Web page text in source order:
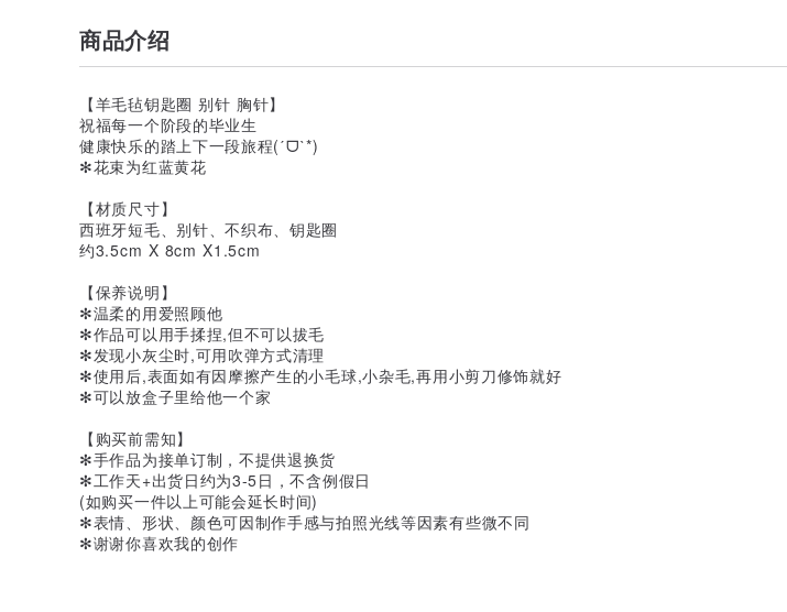
商品介绍
【羊毛毡钥匙圈 别针 胸针】
祝福每一个阶段的毕业生
健康快乐的踏上下一段旅程(ˊᗜˋ*)
✻花束为红蓝黄花
【材质尺寸】
西班牙短毛、别针、不织布、钥匙圈
约3.5cm X 8cm X1.5cm
【保养说明】
✻温柔的用爱照顾他
✻作品可以用手揉捏,但不可以拔毛
✻发现小灰尘时,可用吹弹方式清理
✻使用后,表面如有因摩擦产生的小毛球,小杂毛,再用小剪刀修饰就好
✻可以放盒子里给他一个家
【购买前需知】
✻手作品为接单订制，不提供退换货
✻工作天+出货日约为3-5日，不含例假日
(如购买一件以上可能会延长时间)
✻表情、形状、颜色可因制作手感与拍照光线等因素有些微不同
✻谢谢你喜欢我的创作